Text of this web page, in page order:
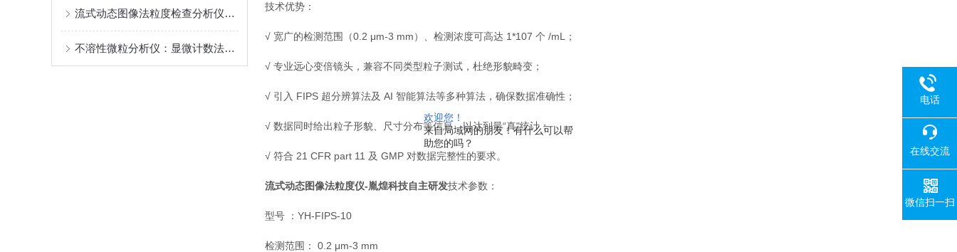
欢迎您！
来自局域网的朋友！有什么可以帮
助您的吗？
流式动态图像法粒度检查分析仪在各行各业的具体应用
不溶性微粒分析仪：显微计数法、光阻法、动态图像法哪个更适合检测注射液
技术优势：
√ 宽广的检测范围（0.2 μm-3 mm）、检测浓度可高达 1*107 个 /mL；
√ 专业远心变倍镜头，兼容不同类型粒子测试，杜绝形貌畸变；
√ 引入 FIPS 超分辨算法及 AI 智能算法等多种算法，确保数据准确性；
√ 数据同时给出粒子形貌、尺寸分布等信息，以达到最“真"统计；
√ 符合 21 CFR part 11 及 GMP 对数据完整性的要求。
流式动态图像法粒度仪-胤煌科技自主研发技术参数：
型号 ：YH-FIPS-10
检测范围： 0.2 μm-3 mm
电话
在线交流
微信扫一扫